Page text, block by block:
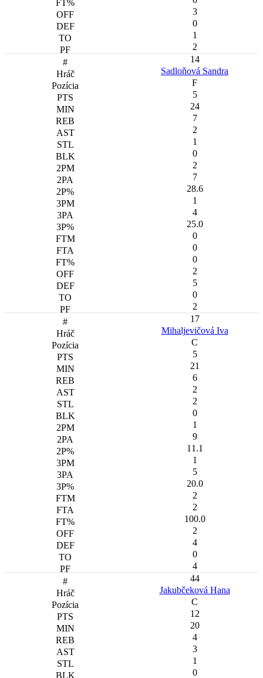
3
0
1
2
14
Sadloňová Sandra
F
5
24
7
2
1
0
2
7
28.6
1
4
25.0
0
0
0
2
5
0
2
17
Mihaljevičová Iva
C
5
21
6
2
2
0
1
9
11.1
1
5
20.0
2
2
100.0
2
4
0
4
44
Jakubčeková Hana
C
12
20
4
3
1
0